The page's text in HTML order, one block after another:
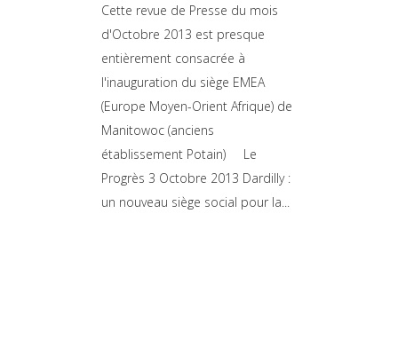
Cette revue de Presse du mois
d'Octobre 2013 est presque
entièrement consacrée à
l'inauguration du siège EMEA
(Europe Moyen-Orient Afrique) de
Manitowoc (anciens
établissement Potain) Le
Progrès 3 Octobre 2013 Dardilly :
un nouveau siège social pour la